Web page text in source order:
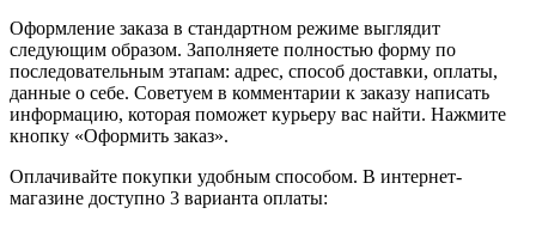
Оформление заказа в стандартном режиме выглядит
следующим образом. Заполняете полностью форму по
последовательным этапам: адрес, способ доставки, оплаты,
данные о себе. Советуем в комментарии к заказу написать
информацию, которая поможет курьеру вас найти. Нажмите
кнопку «Оформить заказ».
Оплачивайте покупки удобным способом. В интернет-
магазине доступно 3 варианта оплаты: